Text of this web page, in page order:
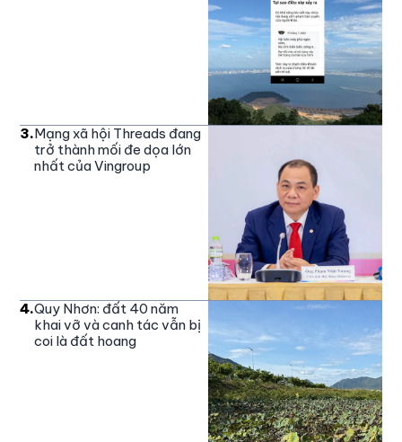
3.Mạng xã hội Threads đang
trở thành mối đe dọa lớn
nhất của Vingroup
4.Quy Nhơn: đất 40 năm
khai vỡ và canh tác vẫn bị
coi là đất hoang